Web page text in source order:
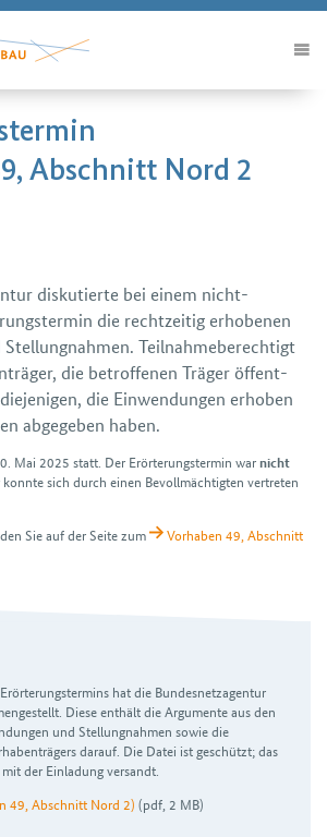
Abschnitt Nord 2
diskutierte bei einem nicht­
die rechtzeitig erhobenen
Stellung­nahmen. Teilnahme­berechtigt
die betroffenen Träger öffent­
die Ein­wendungen erhoben
abgegeben haben.
Mai 2025 statt. Der Erörterungs­termin warnicht
konnte sich durch einen Bevoll­mächtigten ver­treten
Sie auf der Seite zum
Vorhaben 49, Abschnitt
hat die Bundes­netz­agentur
Diese enthält die Argumente aus den
und Stellung­nahmen sowie die
darauf. Die Datei ist geschützt; das
der Einladung versandt.
49, Abschnitt Nord 2)(pdf, 2 MB)